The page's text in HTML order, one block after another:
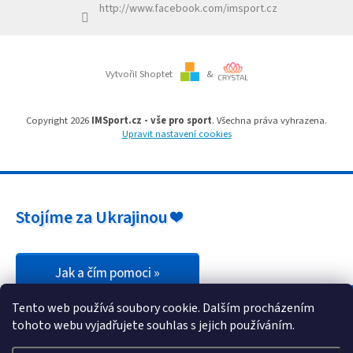
Tento web používá soubory cookie. Dalším procházením
tohoto webu vyjadřujete souhlas s jejich používáním.
y
http://www.facebook.com/imsport.cz
Vytvořil Shoptet &
Copyright 2026 IMSport.cz - vše pro sport. Všechna práva vyhrazena.
Upravit nastavení cookies
Stojíme za Ukrajinou ❤️
Jak a čím pomoci »